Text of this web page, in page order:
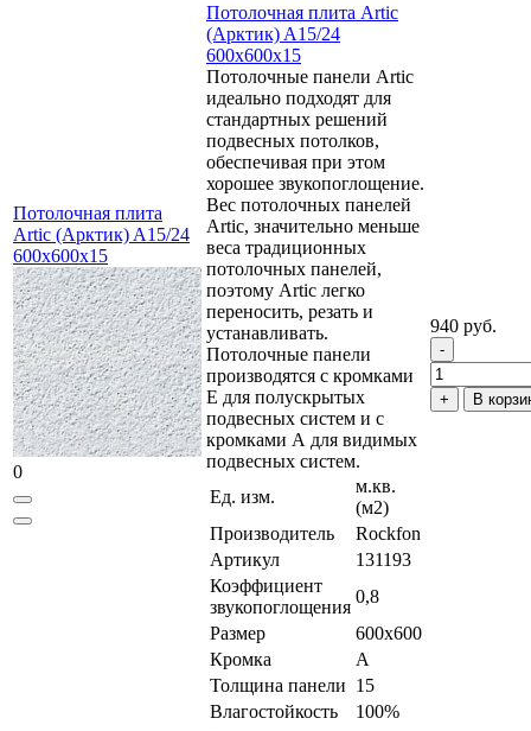
Потолочная плита
Artic (Арктик) A15/24
600x600x15
0
Потолочная плита Artic
(Арктик) A15/24
600x600x15
Потолочные панели Artic
идеально подходят для
стандартных решений
подвесных потолков,
обеспечивая при этом
хорошее звукопоглощение.
Вес потолочных панелей
Artic, значительно меньше
веса традиционных
потолочных панелей,
поэтому Artic легко
переносить, резать и
устанавливать.
Потолочные панели
производятся с кромками
Е для полускрытых
подвесных систем и с
кромками А для видимых
подвесных систем.
Ед. изм.
м.кв.
(м2)
Производитель
Rockfon
Артикул
131193
Коэффициент
звукопоглощения
0,8
Размер
600x600
Кромка
A
Толщина панели 15
Влагостойкость
100%
940 руб.
В